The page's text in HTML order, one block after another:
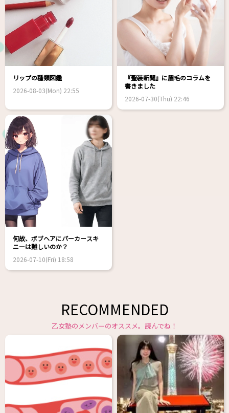
リップの種類図鑑
2026-08-03(Mon) 22:55
『聖装新聞』に眉毛のコラムを
書きました
2026-07-30(Thu) 22:46
何故、ボブヘアにパーカースキ
ニーは難しいのか？
2026-07-10(Fri) 18:58
RECOMMENDED
乙女塾のメンバーのオススメ。読んでね！